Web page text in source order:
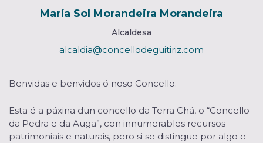
María Sol Morandeira Morandeira
Alcaldesa
alcaldia@concellodeguitiriz.com
Benvidas e benvidos ó noso Concello.
Esta é a páxina dun concello da Terra Chá, o “Concello
da Pedra e da Auga”, con innumerables recursos
patrimoniais e naturais, pero si se distingue por algo e